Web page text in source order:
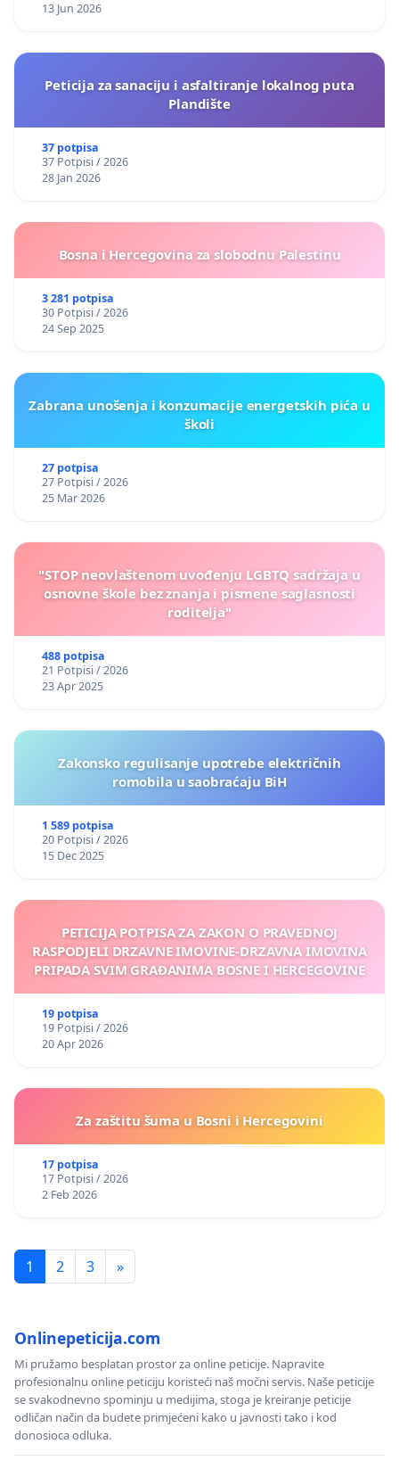
13 Jun 2026
Peticija za sanaciju i asfaltiranje lokalnog puta
Plandište
37 potpisa
37 Potpisi / 2026
28 Jan 2026
Bosna i Hercegovina za slobodnu Palestinu
3 281 potpisa
30 Potpisi / 2026
24 Sep 2025
Zabrana unošenja i konzumacije energetskih pića u
školi
27 potpisa
27 Potpisi / 2026
25 Mar 2026
"STOP neovlaštenom uvođenju LGBTQ sadržaja u
osnovne škole bez znanja i pismene saglasnosti
roditelja"
488 potpisa
21 Potpisi / 2026
23 Apr 2025
Zakonsko regulisanje upotrebe električnih
romobila u saobraćaju BiH
1 589 potpisa
20 Potpisi / 2026
15 Dec 2025
PETICIJA POTPISA ZA ZAKON O PRAVEDNOJ
RASPODJELI DRZAVNE IMOVINE-DRZAVNA IMOVINA
PRIPADA SVIM GRAĐANIMA BOSNE I HERCEGOVINE
19 potpisa
19 Potpisi / 2026
20 Apr 2026
Za zaštitu šuma u Bosni i Hercegovini
17 potpisa
17 Potpisi / 2026
2 Feb 2026
1 2 3 »
Onlinepeticija.com
Mi pružamo besplatan prostor za online peticije. Napravite
profesionalnu online peticiju koristeći naš močni servis. Naše peticije
se svakodnevno spominju u medijima, stoga je kreiranje peticije
odličan način da budete primjećeni kako u javnosti tako i kod
donosioca odluka.